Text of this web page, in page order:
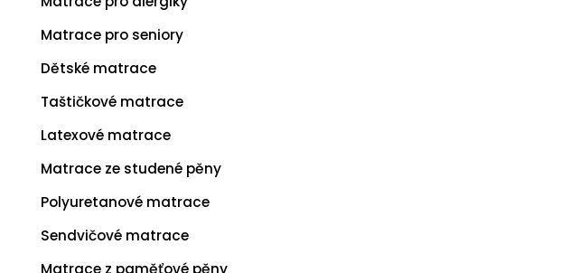
Matrace pro seniory
Dětské matrace
Taštičkové matrace
Latexové matrace
Matrace ze studené pěny
Polyuretanové matrace
Sendvičové matrace
Matrace z paměťové pěny